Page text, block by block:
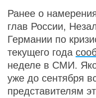
Ранее о
глав России,
Германии по
текущего года
неделе в СМИ.
уже до сентября
представителям